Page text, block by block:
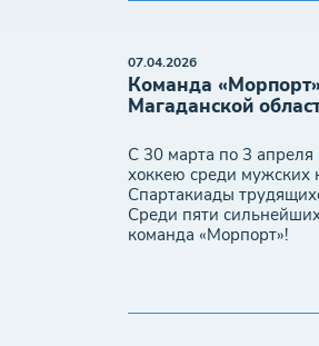
07.04.2026
Команда
Магаданской
С 30 марта по 3 апреля
хоккею среди мужских
Спартакиады
Среди пяти
команда «Морпорт»!